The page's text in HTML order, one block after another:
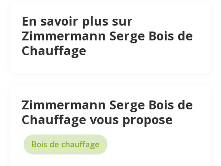
En savoir plus sur
Zimmermann Serge Bois de
Chauffage
Zimmermann Serge Bois de
Chauffage vous propose
Bois de chauffage